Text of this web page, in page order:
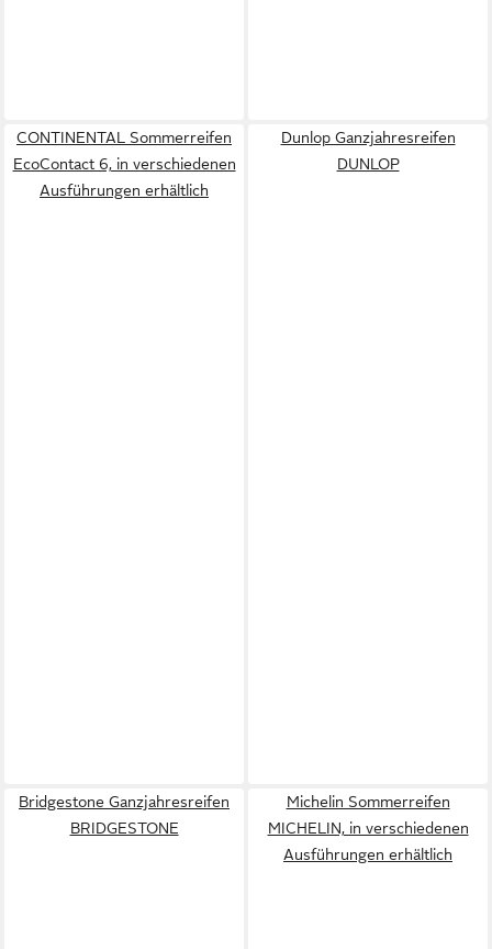
CONTINENTAL Sommerreifen
EcoContact 6, in verschiedenen
Ausführungen erhältlich
Dunlop Ganzjahresreifen
DUNLOP
Bridgestone Ganzjahresreifen
BRIDGESTONE
Michelin Sommerreifen
MICHELIN, in verschiedenen
Ausführungen erhältlich